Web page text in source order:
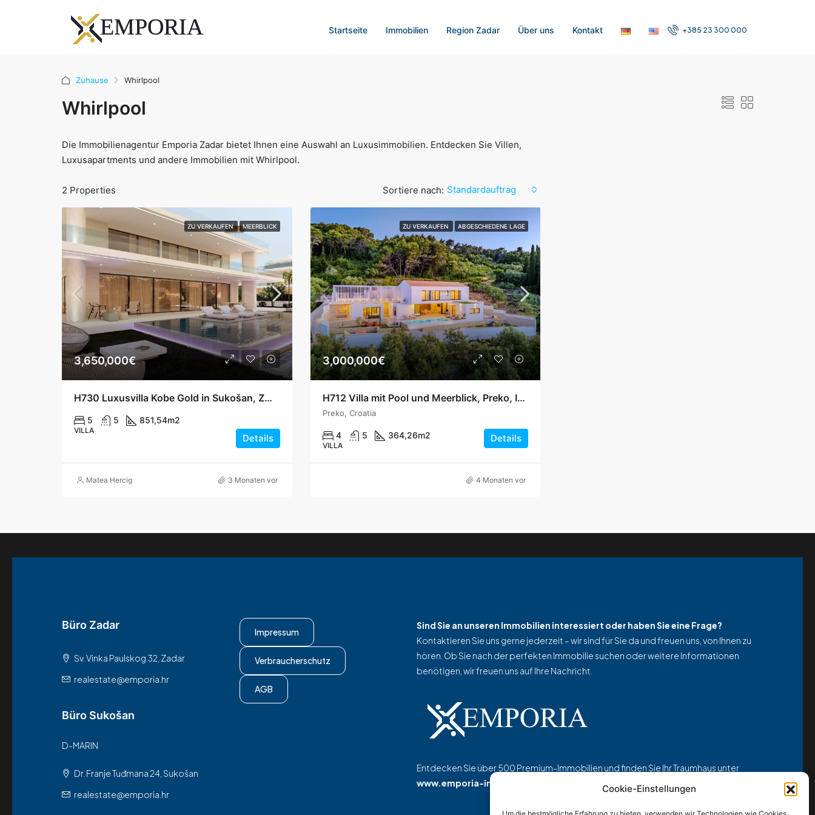
Cookie-Einstellungen
Startseite Immobilien Region Zadar Über uns Kontakt +385 23 300 000
Zuhause Whirlpool
Whirlpool
Die Immobilienagentur Emporia Zadar bietet Ihnen eine Auswahl an Luxusimmobilien. Entdecken Sie Villen,
Luxusapartments und andere Immobilien mit Whirlpool.
2 Properties Sortiere nach: Standardauftrag
ZU VERKAUFEN MEERBLICK
3,650,000€
H730 Luxusvilla Kobe Gold in Sukošan, Zwei Pools, 200 m vom Meer
5 5 851,54m2
VILLA
Details
Matea Hercig 3 Monaten vor
ZU VERKAUFEN ABGESCHIEDENE LAGE
3,000,000€
H712 Villa mit Pool und Meerblick, Preko, Insel Ugljan
Preko, Croatia
4 5 364,26m2
VILLA
Details
4 Monaten vor
Büro Zadar
Sv. Vinka Paulskog 32, Zadar
realestate@emporia.hr
Büro Sukošan
D-MARIN
Dr. Franje Tuđmana 24, Sukošan
realestate@emporia.hr
Impressum
Verbraucherschutz
AGB
Sind Sie an unseren Immobilien interessiert oder haben Sie eine Frage?
Kontaktieren Sie uns gerne jederzeit – wir sind für Sie da und freuen uns, von Ihnen zu
hören. Ob Sie nach der perfekten Immobilie suchen oder weitere Informationen
benötigen, wir freuen uns auf Ihre Nachricht.
Entdecken Sie über 500 Premium-Immobilien und finden Sie Ihr Traumhaus unter
www.emporia-immobilien.com